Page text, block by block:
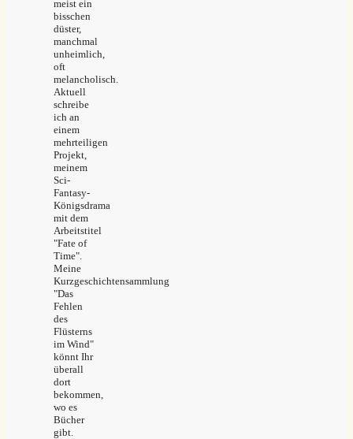
meist ein
bisschen
düster,
manchmal
unheimlich,
oft
melancholisch.
Aktuell
schreibe
ich an
einem
mehrteiligen
Projekt,
meinem
Sci-
Fantasy-
Königsdrama
mit dem
Arbeitstitel
"Fate of
Time".
Meine
Kurzgeschichtensammlung
"Das
Fehlen
des
Flüsterns
im Wind"
könnt Ihr
überall
dort
bekommen,
wo es
Bücher
gibt.